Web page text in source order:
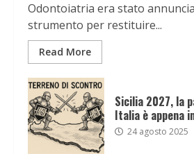
Odontoiatria era stato
strumento per restituire...
Read More
Sicilia 2027, la
Italia è appena
24 agosto 2025